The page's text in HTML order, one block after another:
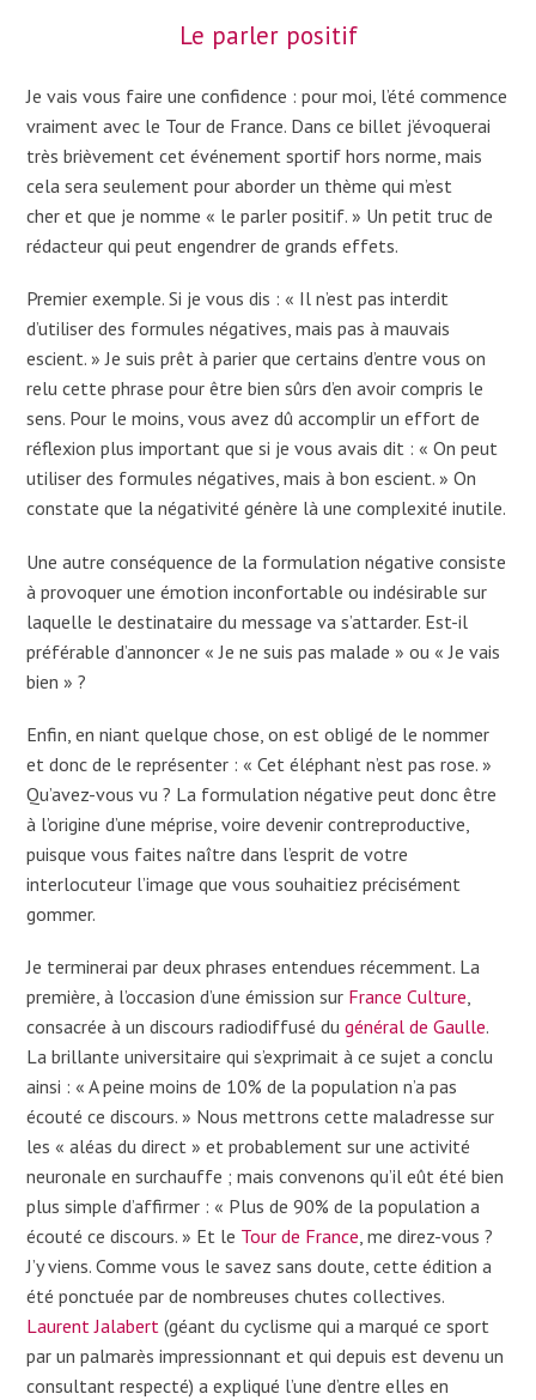
Le parler positif
Je vais vous faire une confidence : pour moi, l’été commence
vraiment avec le Tour de France. Dans ce billet j’évoquerai
très brièvement cet événement sportif hors norme, mais
cela sera seulement pour aborder un thème qui m’est
cher et que je nomme « le parler positif. » Un petit truc de
rédacteur qui peut engendrer de grands effets.
Premier exemple. Si je vous dis : « Il n’est pas interdit
d’utiliser des formules négatives, mais pas à mauvais
escient. » Je suis prêt à parier que certains d’entre vous on
relu cette phrase pour être bien sûrs d’en avoir compris le
sens. Pour le moins, vous avez dû accomplir un effort de
réflexion plus important que si je vous avais dit : « On peut
utiliser des formules négatives, mais à bon escient. » On
constate que la négativité génère là une complexité inutile.
Une autre conséquence de la formulation négative consiste
à provoquer une émotion inconfortable ou indésirable sur
laquelle le destinataire du message va s’attarder. Est-il
préférable d’annoncer « Je ne suis pas malade » ou « Je vais
bien » ?
Enfin, en niant quelque chose, on est obligé de le nommer
et donc de le représenter : « Cet éléphant n’est pas rose. »
Qu’avez-vous vu ? La formulation négative peut donc être
à l’origine d’une méprise, voire devenir contreproductive,
puisque vous faites naître dans l’esprit de votre
interlocuteur l’image que vous souhaitiez précisément
gommer.
Je terminerai par deux phrases entendues récemment. La
première, à l’occasion d’une émission sur France Culture,
consacrée à un discours radiodiffusé dugénéral de Gaulle.
La brillante universitaire qui s’exprimait à ce sujet a conclu
ainsi : « A peine moins de 10% de la population n’a pas
écouté ce discours. » Nous mettrons cette maladresse sur
les « aléas du direct » et probablement sur une activité
neuronale en surchauffe ; mais convenons qu’il eût été bien
plus simple d’affirmer : « Plus de 90% de la population a
écouté ce discours. » Et le Tour de France, me direz-vous ?
J’y viens. Comme vous le savez sans doute, cette édition a
été ponctuée par de nombreuses chutes collectives.
Laurent Jalabert (géant du cyclisme qui a marqué ce sport
par un palmarès impressionnant et qui depuis est devenu un
consultant respecté) a expliqué l’une d’entre elles en